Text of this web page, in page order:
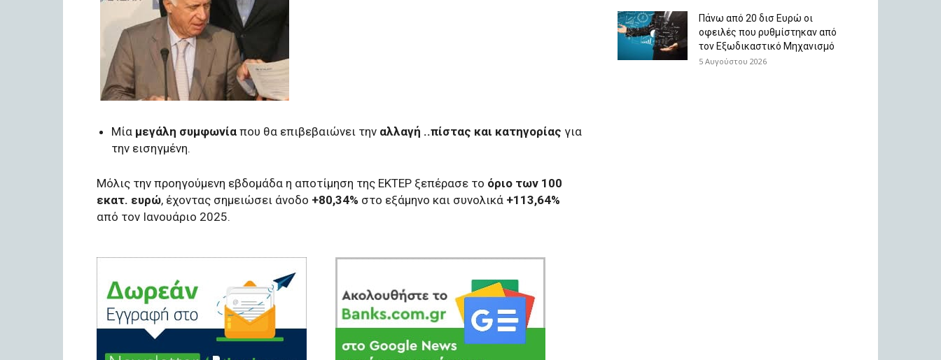
Μία μεγάλη συμφωνία που θα επιβεβαιώνει την αλλαγή ..πίστας και κατηγορίας για
την εισηγμένη.
Μόλις την προηγούμενη εβδομάδα η αποτίμηση της ΕΚΤΕΡ ξεπέρασε το όριο των 100
εκατ. ευρώ, έχοντας σημειώσει άνοδο +80,34% στο εξάμηνο και συνολικά +113,64%
από τον Ιανουάριο 2025.
Πάνω από 20 δισ Ευρώ οι
οφειλές που ρυθμίστηκαν από
τον Εξωδικαστικό Μηχανισμό
5 Αυγούστου 2026